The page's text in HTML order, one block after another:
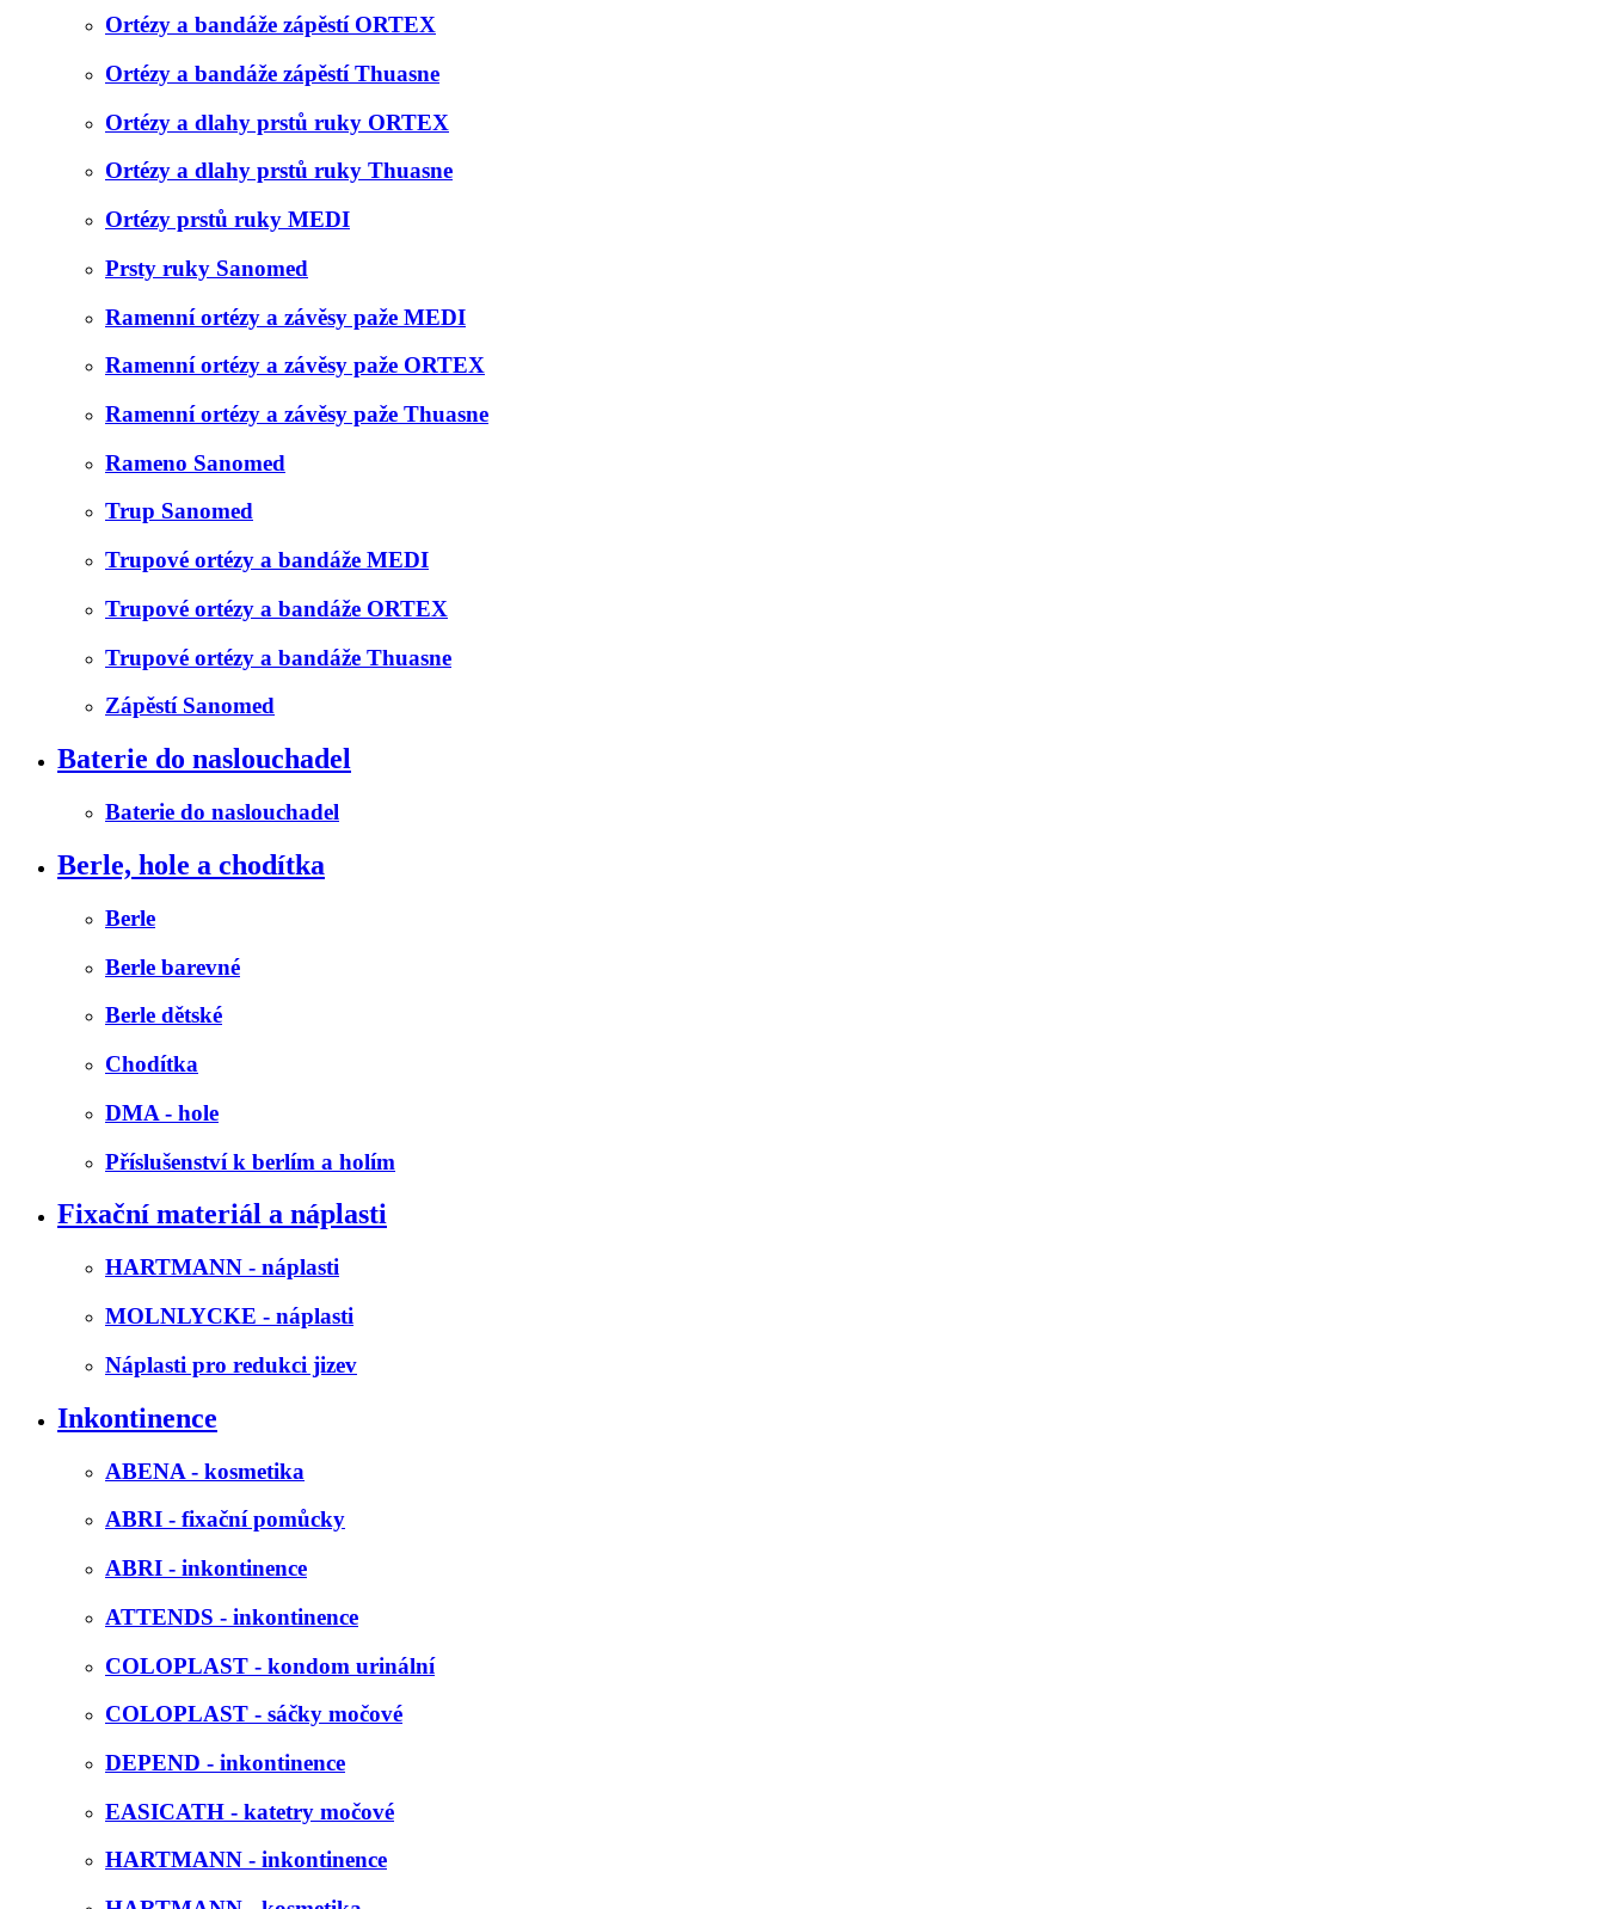
Ortézy a bandáže zápěstí ORTEX
Ortézy a bandáže zápěstí Thuasne
Ortézy a dlahy prstů ruky ORTEX
Ortézy a dlahy prstů ruky Thuasne
Ortézy prstů ruky MEDI
Prsty ruky Sanomed
Ramenní ortézy a závěsy paže MEDI
Ramenní ortézy a závěsy paže ORTEX
Ramenní ortézy a závěsy paže Thuasne
Rameno Sanomed
Trup Sanomed
Trupové ortézy a bandáže MEDI
Trupové ortézy a bandáže ORTEX
Trupové ortézy a bandáže Thuasne
Zápěstí Sanomed
Baterie do naslouchadel
Baterie do naslouchadel
Berle, hole a chodítka
Berle
Berle barevné
Berle dětské
Chodítka
DMA - hole
Příslušenství k berlím a holím
Fixační materiál a náplasti
HARTMANN - náplasti
MOLNLYCKE - náplasti
Náplasti pro redukci jizev
Inkontinence
ABENA - kosmetika
ABRI - fixační pomůcky
ABRI - inkontinence
ATTENDS - inkontinence
COLOPLAST - kondom urinální
COLOPLAST - sáčky močové
DEPEND - inkontinence
EASICATH - katetry močové
HARTMANN - inkontinence